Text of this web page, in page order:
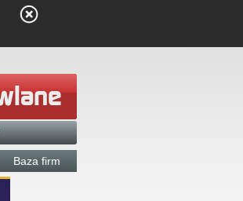
Baza firm